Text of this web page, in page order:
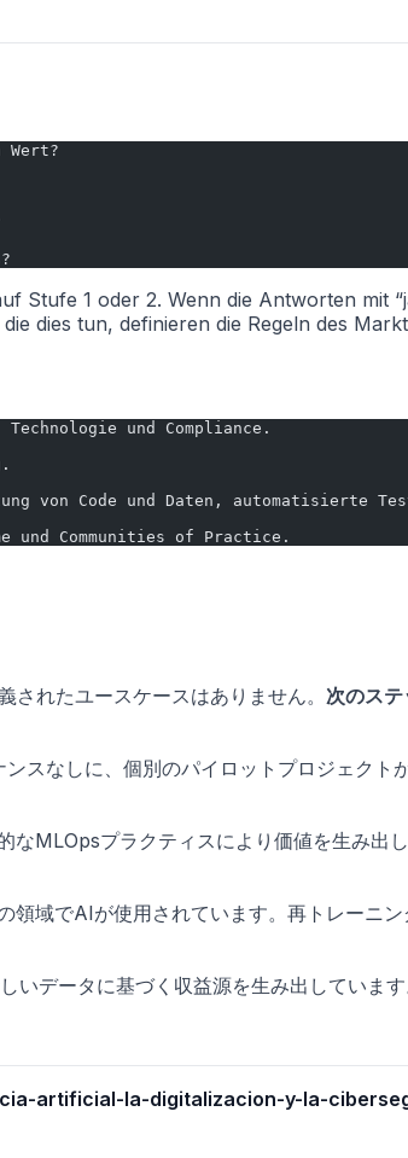
Wert?
Stufe 1 oder 2. Wenn die Antworten
dies tun, definieren die Regeln des
und Compliance.
von Code und Daten, automatisierte
und Communities of Practice.
されたユースケースはありません。 次のス
スなしに、個別のパイロットプロジェクト
なMLOpsプラクティスにより価値を生み出し
領域でAIが使用されています。再トレーニ
いデータに基づく収益源を生み出しています
artificial-la-digitalizacion-y-la-